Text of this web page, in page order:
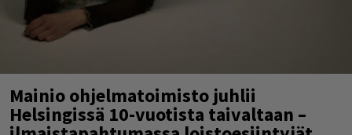
Mainio ohjelmatoimisto juhlii
Helsingissä 10-vuotista taivaltaan –